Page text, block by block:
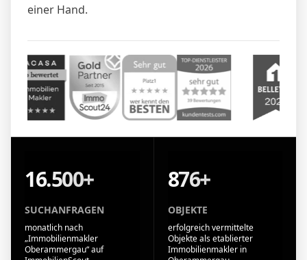
einer Hand.
16.500+
SUCHANFRAGEN
monatlich nach
„Immobilienmakler
Oberammergau“ auf
876+
OBJEKTE
erfolgreich vermittelte
Objekte als etablierter
Immobilienmakler in